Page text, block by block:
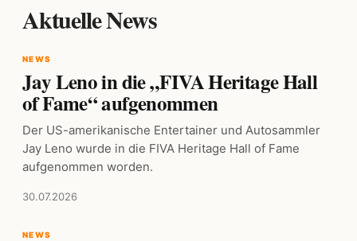
Aktuelle News
NEWS
Jay Leno in die „FIVA Heritage Hall
of Fame“ aufgenommen
Der US-amerikanische Entertainer und Autosammler
Jay Leno wurde in die FIVA Heritage Hall of Fame
aufgenommen worden.
30.07.2026
NEWS